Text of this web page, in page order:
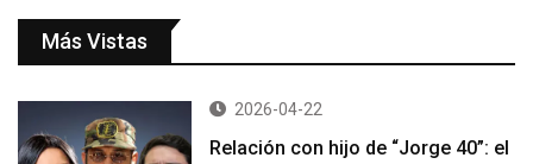
Más Vistas
2026-04-22
Relación con hijo de “Jorge 40”: el